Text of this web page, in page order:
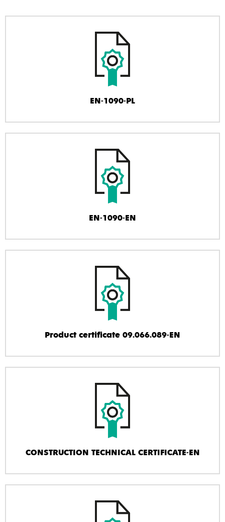
EN-1090-PL
EN-1090-EN
Product certificate 09.066.089-EN
CONSTRUCTION TECHNICAL CERTIFICATE-EN